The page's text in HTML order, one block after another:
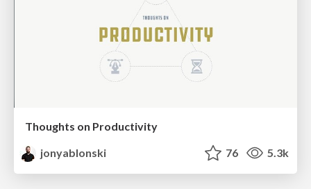
Thoughts on Productivity
jonyablonski
76 5.3k